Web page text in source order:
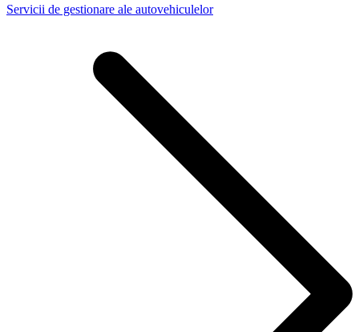
Servicii de gestionare ale autovehiculelor